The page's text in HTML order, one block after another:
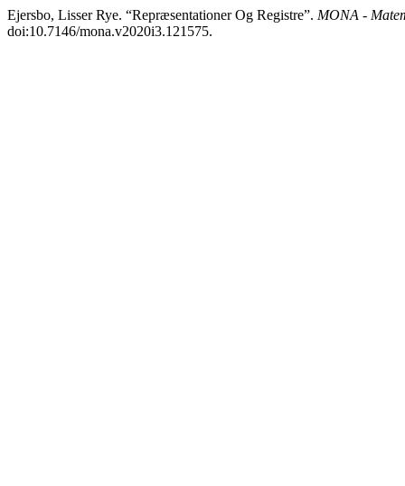
Ejersbo, Lisser Rye. “Repræsentationer Og Registre”. MONA -
doi:10.7146/mona.v2020i3.121575.